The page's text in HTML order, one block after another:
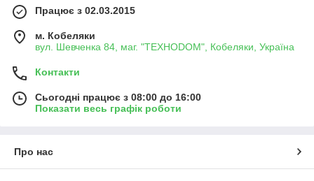
Працює з 02.03.2015
м. Кобеляки
вул. Шевченка 84, маг. "ТЕХНОDOM", Кобеляки, Україна
Контакти
Сьогодні працює з 08:00 до 16:00
Показати весь графік роботи
Про нас